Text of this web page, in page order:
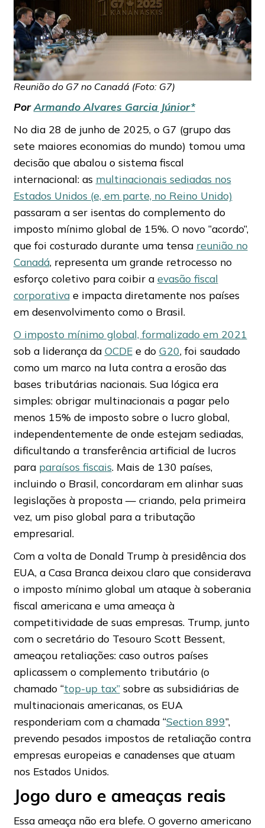
Reunião do G7 no Canadá (Foto: G7)
PorArmando Alvares Garcia Júnior*
No dia 28 de junho de 2025, o G7 (grupo das
sete maiores economias do mundo) tomou uma
decisão que abalou o sistema fiscal
internacional: as multinacionais sediadas nos
Estados Unidos (e, em parte, no Reino Unido)
passaram a ser isentas do complemento do
imposto mínimo global de 15%. O novo “acordo”,
que foi costurado durante uma tensa reunião no
Canadá, representa um grande retrocesso no
esforço coletivo para coibir a evasão fiscal
corporativae impacta diretamente nos países
em desenvolvimento como o Brasil.
O imposto mínimo global, formalizado em 2021
sob a liderança da OCDEe do G20, foi saudado
como um marco na luta contra a erosão das
bases tributárias nacionais. Sua lógica era
simples: obrigar multinacionais a pagar pelo
menos 15% de imposto sobre o lucro global,
independentemente de onde estejam sediadas,
dificultando a transferência artificial de lucros
para paraísos fiscais. Mais de 130 países,
incluindo o Brasil, concordaram em alinhar suas
legislações à proposta — criando, pela primeira
vez, um piso global para a tributação
empresarial.
Com a volta de Donald Trump à presidência dos
EUA, a Casa Branca deixou claro que considerava
o imposto mínimo global um ataque à soberania
fiscal americana e uma ameaça à
competitividade de suas empresas. Trump, junto
com o secretário do Tesouro Scott Bessent,
ameaçou retaliações: caso outros países
aplicassem o complemento tributário (o
chamado “top-up tax”sobre as subsidiárias de
multinacionais americanas, os EUA
responderiam com a chamada “Section 899”,
prevendo pesados impostos de retaliação contra
empresas europeias e canadenses que atuam
nos Estados Unidos.
Jogo duro e ameaças reais
Essa ameaça não era blefe. O governo americano